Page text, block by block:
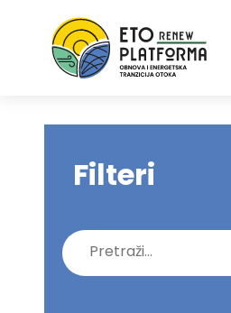
Filteri
Pretraži: